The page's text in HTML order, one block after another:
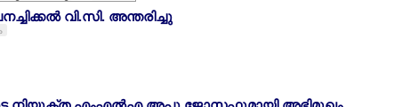
വി.സി. അന്തരിച്ചു